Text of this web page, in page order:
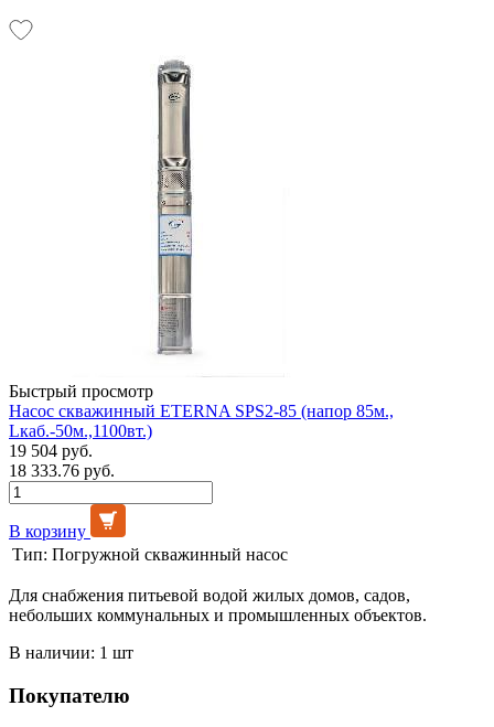
Быстрый просмотр
Насос скважинный ETERNA SPS2-85 (напор 85м.,
Lкаб.-50м.,1100вт.)
19 504 руб.
18 333.76 руб.
В корзину
Тип: Погружной скважинный насос
Для снабжения питьевой водой жилых домов, садов,
небольших коммунальных и промышленных объектов.
В наличии: 1 шт
Покупателю